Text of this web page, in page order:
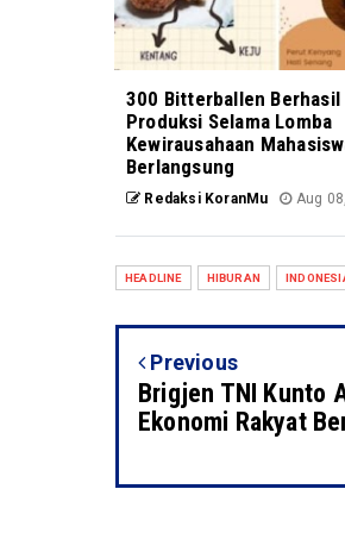
300 Bitterballen Berhasil
Produksi Selama Lomba
Kewirausahaan
Berlangsung
Redaksi KoranMu Aug
HEADLINE HIBURAN
Previous
Brigjen TNI Kunto
Ekonomi Rakyat